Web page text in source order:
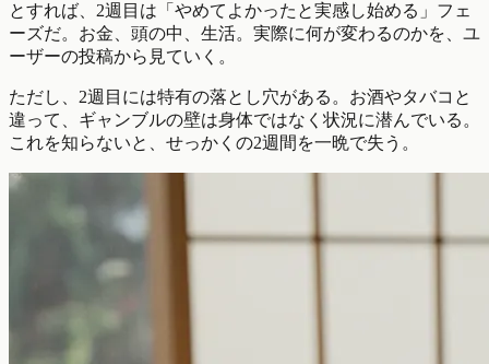
とすれば、2週目は「やめてよかったと実感し始める」フェ
ーズだ。お金、頭の中、生活。実際に何が変わるのかを、ユ
ーザーの投稿から見ていく。
ただし、2週目には特有の落とし穴がある。お酒やタバコと
違って、ギャンブルの壁は身体ではなく状況に潜んでいる。
これを知らないと、せっかくの2週間を一晩で失う。